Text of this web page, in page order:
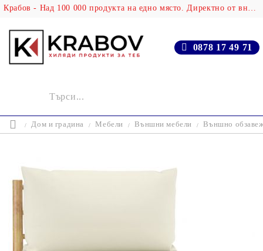
Крабов - Над 100 000 продукта на едно място. Директно от вносителя!
0878 17 49 71
Дом и градина Мебели Външни мебели Външно